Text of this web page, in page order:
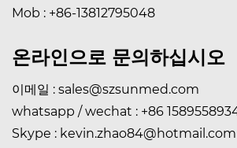
Mob : +86-13812795048
온라인으로 문의하십시오
이메일 : sales@szsunmed.com
whatsapp / wechat : +86
Skype : kevin.zhao84@hotmail.com